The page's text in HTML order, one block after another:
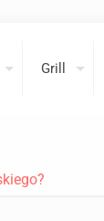
Grill